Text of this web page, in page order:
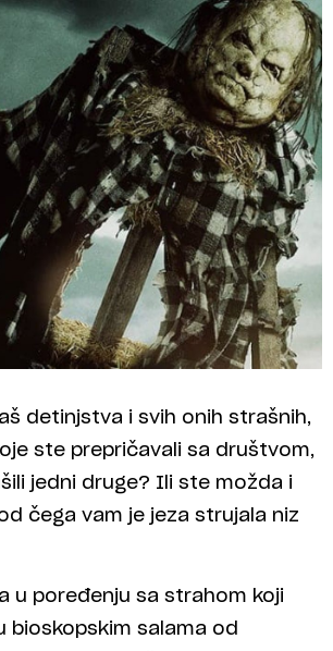
detinjstva i svih onih strašnih,
ste prepričavali sa društvom,
jedni druge? Ili ste možda i
čega vam je jeza strujala niz
u poređenju sa strahom koji
bioskopskim salama od